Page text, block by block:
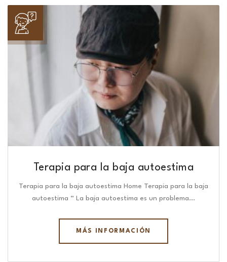
Terapia para la baja autoestima
Terapia para la baja autoestima Home Terapia para la baja
autoestima “ La baja autoestima es un problema…
MÁS INFORMACIÓN